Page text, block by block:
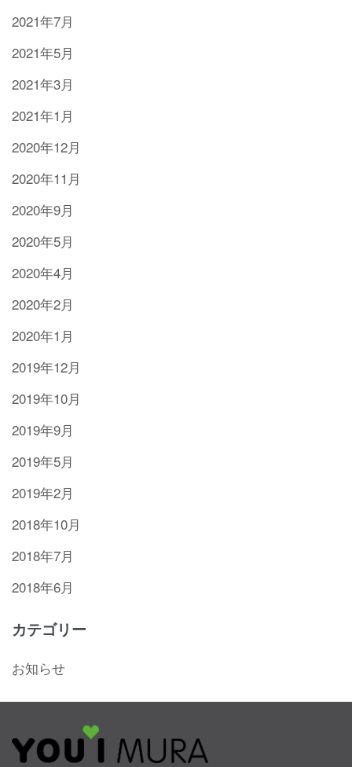
2021年7月
2021年5月
2021年3月
2021年1月
2020年12月
2020年11月
2020年9月
2020年5月
2020年4月
2020年2月
2020年1月
2019年12月
2019年10月
2019年9月
2019年5月
2019年2月
2018年10月
2018年7月
2018年6月
カテゴリー
お知らせ